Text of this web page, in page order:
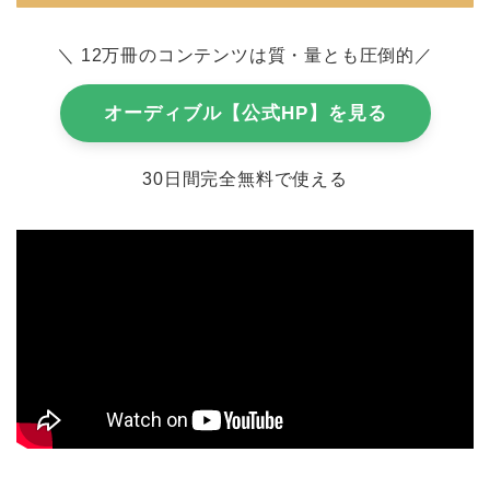
＼ 12万冊のコンテンツは質・量とも圧倒的 ／
オーディブル【公式HP】を見る
30日間完全無料で使える